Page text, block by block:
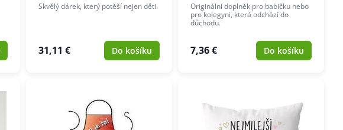
Skvělý dárek, který potěší nejen děti.
31,11 € Do košíku
Originální doplněk pro babičku nebo
pro kolegyni, která odchází do
důchodu.
7,36 € Do košíku